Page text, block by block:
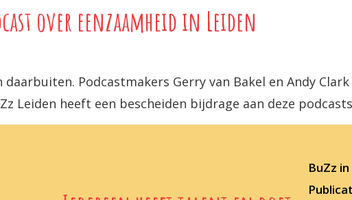
over eenzaamheid in Leiden
Podcastmakers Gerry van Bakel en Andy
Leiden heeft een bescheiden bijdrage aan deze
BuZz